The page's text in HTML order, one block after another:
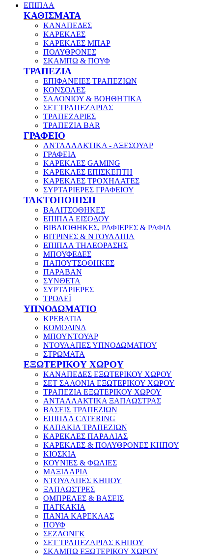
ΕΠΙΠΛΑ
ΚΑΘΙΣΜΑΤΑ
ΚΑΝΑΠΕΔΕΣ
ΚΑΡΕΚΛΕΣ
ΚΑΡΕΚΛΕΣ ΜΠΑΡ
ΠΟΛΥΘΡΟΝΕΣ
ΣΚΑΜΠΩ & ΠΟΥΦ
ΤΡΑΠΕΖΙΑ
ΕΠΙΦΑΝΕΙΕΣ ΤΡΑΠΕΖΙΩΝ
ΚΟΝΣΟΛΕΣ
ΣΑΛΟΝΙΟΥ & ΒΟΗΘΗΤΙΚΑ
ΣΕΤ ΤΡΑΠΕΖΑΡΙΑΣ
ΤΡΑΠΕΖΑΡΙΕΣ
ΤΡΑΠΕΖΙΑ BAR
ΓΡΑΦΕΙΟ
ΑΝΤΑΛΛΑΚΤΙΚΑ - ΑΞΕΣΟΥΑΡ
ΓΡΑΦΕΙΑ
ΚΑΡΕΚΛΕΣ GAMING
ΚΑΡΕΚΛΕΣ ΕΠΙΣΚΕΠΤΗ
ΚΑΡΕΚΛΕΣ ΤΡΟΧΗΛΑΤΕΣ
ΣΥΡΤΑΡΙΕΡΕΣ ΓΡΑΦΕΙΟΥ
ΤΑΚΤΟΠΟΙΗΣΗ
ΒΑΛΙΤΣΟΘΗΚΕΣ
ΕΠΙΠΛΑ ΕΙΣΟΔΟΥ
ΒΙΒΛΙΟΘΗΚΕΣ, ΡΑΦΙΕΡΕΣ & ΡΑΦΙΑ
ΒΙΤΡΙΝΕΣ & ΝΤΟΥΛΑΠΙΑ
ΕΠΙΠΛΑ ΤΗΛΕΟΡΑΣΗΣ
ΜΠΟΥΦΕΔΕΣ
ΠΑΠΟΥΤΣΟΘΗΚΕΣ
ΠΑΡΑΒΑΝ
ΣΥΝΘΕΤΑ
ΣΥΡΤΑΡΙΕΡΕΣ
ΤΡΟΛΕΪ
ΥΠΝΟΔΩΜΑΤΙΟ
ΚΡΕΒΑΤΙΑ
ΚΟΜΟΔΙΝΑ
ΜΠΟΥΝΤΟΥΑΡ
ΝΤΟΥΛΑΠΕΣ ΥΠΝΟΔΩΜΑΤΙΟΥ
ΣΤΡΩΜΑΤΑ
ΕΞΩΤΕΡΙΚΟΥ ΧΩΡΟΥ
ΚΑΝΑΠΕΔΕΣ ΕΞΩΤΕΡΙΚΟΥ ΧΩΡΟΥ
ΣΕΤ ΣΑΛΟΝΙΑ ΕΞΩΤΕΡΙΚΟΥ ΧΩΡΟΥ
ΤΡΑΠΕΖΙΑ ΕΞΩΤΕΡΙΚΟΥ ΧΩΡΟΥ
ΑΝΤΑΛΛΑΚΤΙΚΑ ΞΑΠΛΩΣΤΡΑΣ
ΒΑΣΕΙΣ ΤΡΑΠΕΖΙΩΝ
ΕΠΙΠΛΑ CATERING
ΚΑΠΑΚΙΑ ΤΡΑΠΕΖΙΩΝ
ΚΑΡΕΚΛΕΣ ΠΑΡΑΛΙΑΣ
ΚΑΡΕΚΛΕΣ & ΠΟΛΥΘΡΟΝΕΣ ΚΗΠΟΥ
ΚΙΟΣΚΙΑ
ΚΟΥΝΙΕΣ & ΦΩΛΙΕΣ
ΜΑΞΙΛΑΡΙΑ
ΝΤΟΥΛΑΠΕΣ ΚΗΠΟΥ
ΞΑΠΛΩΣΤΡΕΣ
ΟΜΠΡΕΛΕΣ & ΒΑΣΕΙΣ
ΠΑΓΚΑΚΙΑ
ΠΑΝΙΑ ΚΑΡΕΚΛΑΣ
ΠΟΥΦ
ΣΕΖΛΟΝΓΚ
ΣΕΤ ΤΡΑΠΕΖΑΡΙΑΣ ΚΗΠΟΥ
ΣΚΑΜΠΩ ΕΞΩΤΕΡΙΚΟΥ ΧΩΡΟΥ